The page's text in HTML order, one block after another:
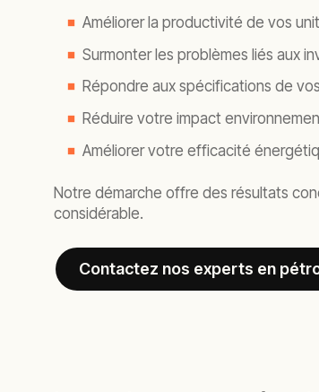
Améliorer la productivité de vos
Surmonter les problèmes liés aux
Répondre aux spécifications de
Réduire votre impact
Améliorer votre efficacité
Notre démarche offre des résultats
considérable.
Contactez nos experts en